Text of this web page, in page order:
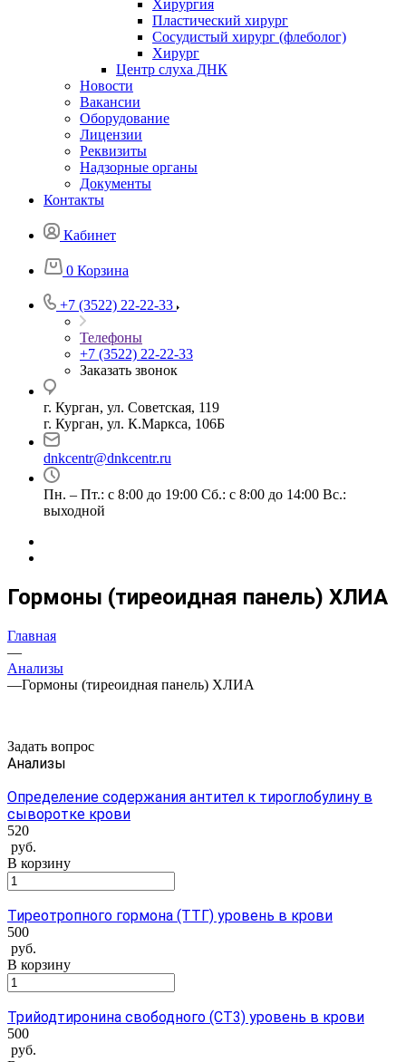
Хирургия
Пластический хирург
Сосудистый хирург (флеболог)
Хирург
Центр слуха ДНК
Новости
Вакансии
Оборудование
Лицензии
Реквизиты
Надзорные органы
Документы
Контакты
Кабинет
0 Корзина
+7 (3522) 22-22-33
Телефоны
+7 (3522) 22-22-33
Заказать звонок
г. Курган, ул. Советская, 119
г. Курган, ул. К.Маркса, 106Б
dnkcentr@dnkcentr.ru
Пн. – Пт.: с 8:00 до 19:00 Сб.: с 8:00 до 14:00 Вс.:
выходной
Гормоны (тиреоидная панель) ХЛИА
Главная
—
Анализы
—Гормоны (тиреоидная панель) ХЛИА
Задать вопрос
Анализы
Определение содержания антител к тироглобулину в
сыворотке крови
520
руб.
В корзину
Тиреотропного гормона (ТТГ) уровень в крови
500
руб.
В корзину
Трийодтиронина свободного (СТ3) уровень в крови
500
руб.